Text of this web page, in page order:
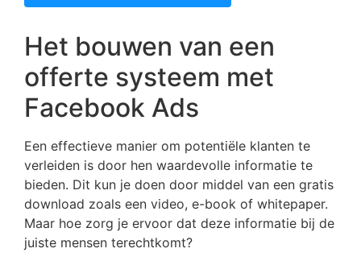
Het bouwen van een
offerte systeem met
Facebook Ads
Een effectieve manier om potentiële klanten te
verleiden is door hen waardevolle informatie te
bieden. Dit kun je doen door middel van een gratis
download zoals een video, e-book of whitepaper.
Maar hoe zorg je ervoor dat deze informatie bij de
juiste mensen terechtkomt?